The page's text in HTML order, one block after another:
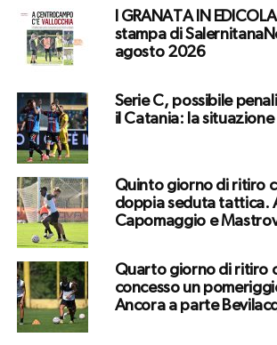
I GRANATA IN
stampa di
agosto 2026
Serie C, possibile
il Catania: la situazione
Quinto giorno di ritiro
doppia seduta tattica.
Capomaggio e
Quarto giorno di ritiro
concesso un
Ancora a parte